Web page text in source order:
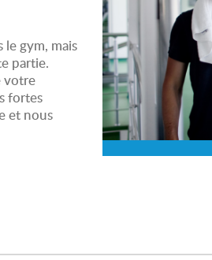
le gym, mais
partie.
votre
fortes
et nous